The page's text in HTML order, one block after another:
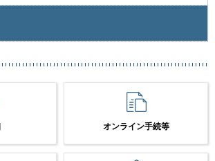
オンライン手続等